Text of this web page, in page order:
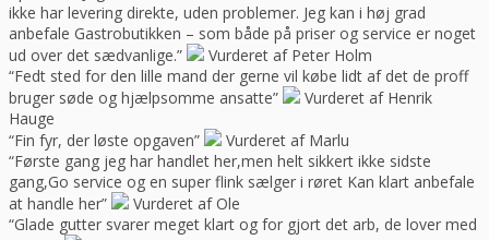
ikke har levering direkte, uden problemer. Jeg kan i høj grad
anbefale Gastrobutikken – som både på priser og service er noget
ud over det sædvanlige.”
Vurderet af Peter Holm
“Fedt sted for den lille mand der gerne vil købe lidt af det de proff
bruger søde og hjælpsomme ansatte”
Vurderet af Henrik
Hauge
“Fin fyr, der løste opgaven”
Vurderet af Marlu
“Første gang jeg har handlet her,men helt sikkert ikke sidste
gang,Go service og en super flink sælger i røret Kan klart anbefale
at handle her”
Vurderet af Ole
“Glade gutter svarer meget klart og for gjort det arb, de lover med